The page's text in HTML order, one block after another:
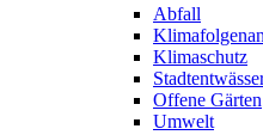
Abfall
Klimaschutz
Offene Gärten
Umwelt